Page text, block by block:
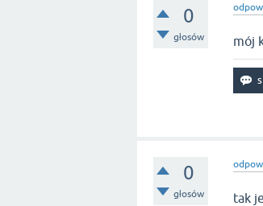
0
głosów mój
0
głosów tak